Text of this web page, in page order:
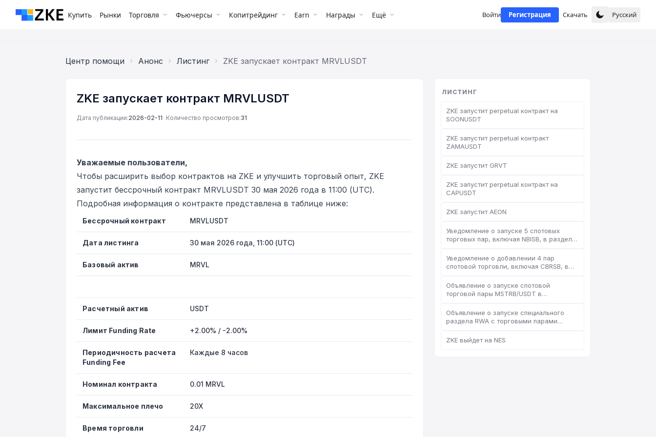
Купить Рынки Торговля Фьючерсы Копитрейдинг Earn Награды Ещё Войти Регистрация Скачать Русский
Центр помощи Анонс Листинг ZKE запускает контракт MRVLUSDT
ZKE запускает контракт MRVLUSDT
Дата публикации:2026-02-11 Количество просмотров:31
Уважаемые пользователи,
Чтобы расширить выбор контрактов на ZKE и улучшить торговый опыт, ZKE
запустит бессрочный контракт MRVLUSDT 30 мая 2026 года в 11:00 (UTC).
Подробная информация о контракте представлена в таблице ниже:
Бессрочный контракт MRVLUSDT
Дата листинга 30 мая 2026 года, 11:00 (UTC)
Базовый актив MRVL
Расчетный актив USDT
Лимит Funding Rate +2.00% / -2.00%
Периодичность расчета
Funding Fee
Каждые 8 часов
Номинал контракта 0.01 MRVL
Максимальное плечо 20X
Время торговли 24/7
ЛИСТИНГ
ZKE запустит perpetual контракт на
SOONUSDT
ZKE запустит perpetual контракт
ZAMAUSDT
ZKE запустит GRVT
ZKE запустит perpetual контракт на
CAPUSDT
ZKE запустит AEON
Уведомление о запуске 5 спотовых
торговых пар, включая NBISB, в разделе
Уведомление о добавлении 4 пар
спотовой торговли, включая CBRSB, в
Объявление о запуске спотовой
торговой пары MSTRB/USDT в
Объявление о запуске специального
раздела RWA с торговыми парами
ZKE выйдет на NES
Онлайн-поддержка